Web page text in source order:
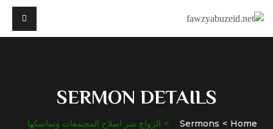
SERMON DETAILS
Home
Sermons الزواج سر اصلاح المجتمعات وتماسكها